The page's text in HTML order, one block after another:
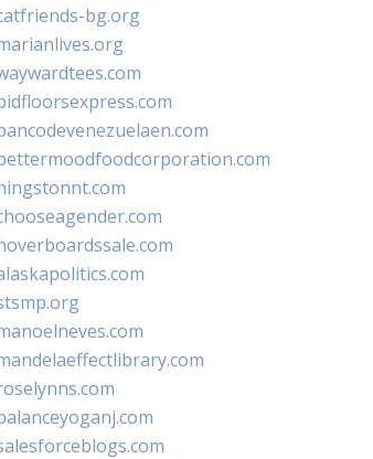
bg.org